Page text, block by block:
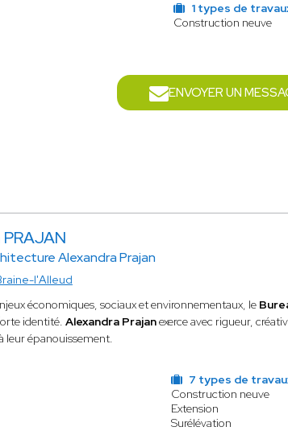
1 types de
Construction neuve
ENVOYER UN
Alexandra Prajan
l'Alleud
économiques, sociaux et environnementaux, le
identité. Alexandra Prajanexerce avec rigueur,
leur épanouissement.
7 types de
Construction neuve
Extension
Surélévation